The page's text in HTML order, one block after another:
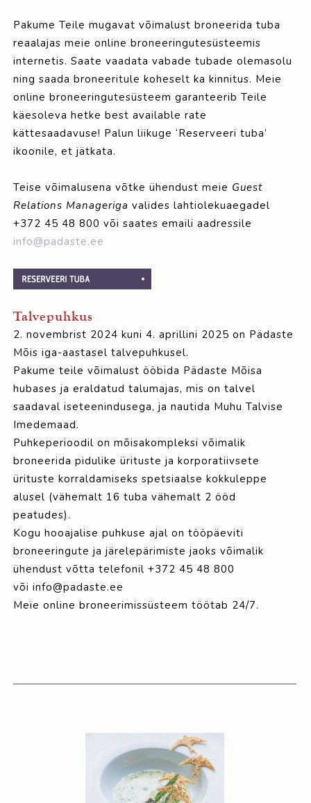
Pakume Teile mugavat võimalust broneerida tuba
reaalajas meie online broneeringutesüsteemis
internetis. Saate vaadata vabade tubade olemasolu
ning saada broneeritule koheselt ka kinnitus. Meie
online broneeringutesüsteem garanteerib Teile
käesoleva hetke best available rate
kättesaadavuse! Palun liikuge ‘Reserveeri tuba’
ikoonile, et jätkata.
Teise võimalusena võtke ühendust meie Guest
Relations Manageriga valides lahtiolekuaegadel
+372 45 48 800 või saates emaili aadressile
info@padaste.ee
Talvepuhkus
2. novembrist 2024 kuni 4. aprillini 2025 on Pädaste
Mõis iga-aastasel talvepuhkusel.
Pakume teile võimalust ööbida Pädaste Mõisa
hubases ja eraldatud talumajas, mis on talvel
saadaval iseteenindusega, ja nautida Muhu Talvise
Imedemaad.
Puhkeperioodil on mõisakompleksi võimalik
broneerida pidulike ürituste ja korporatiivsete
ürituste korraldamiseks spetsiaalse kokkuleppe
alusel (vähemalt 16 tuba vähemalt 2 ööd
peatudes).
Kogu hooajalise puhkuse ajal on tööpäeviti
broneeringute ja järelepärimiste jaoks võimalik
ühendust võtta telefonil +372 45 48 800
või info@padaste.ee
Meie online broneerimissüsteem töötab 24/7.